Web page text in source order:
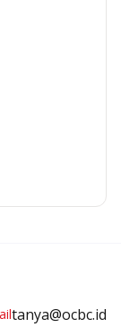
tanya@ocbc.id